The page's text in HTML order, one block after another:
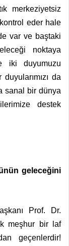
merkeziyetsiz
eder hale
var ve baştaki
noktaya
iki duyumuzu
da
sanal bir dünya
destek
geleceğini
Prof. Dr.
meşhur bir laf
geçenlerdir!